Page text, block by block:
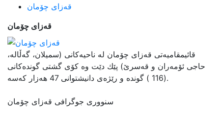
قه‌زای چۆمان
قه‌زای چۆمان
قائیمقامیەتی قەزای چۆمان لە ناحیەکانی (سمیلان، گەڵالە،
حاجی ئۆمەران و قەسرێ‌) پێك دێت وە كۆی گشتی گوندەكانی
(116 ) گونده و رێژه‌ی دانیشتوانی 47 هه‌زار که‌سه‌.
سنووری جوگرافی قه‌زای چۆمان